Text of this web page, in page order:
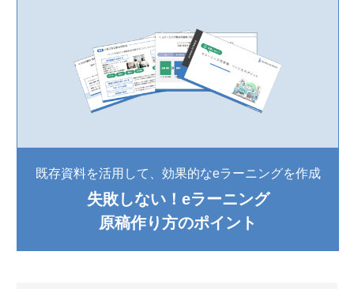
既存資料を活用して、効果的なeラーニングを作成
失敗しない！eラーニング
原稿作り方のポイント